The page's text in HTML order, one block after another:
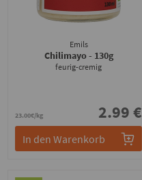
Emils
Chilimayo- 130g
feurig-cremig
23.00€/kg 2.99 €
In den Warenkorb